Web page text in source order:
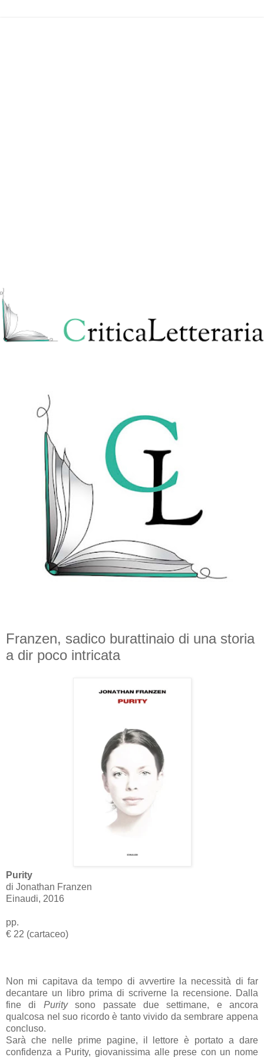
Franzen, sadico burattinaio di una storia
a dir poco intricata
Purity
di Jonathan Franzen
Einaudi, 2016
pp.
€ 22 (cartaceo)
Non mi capitava da tempo di avvertire la necessità di far
decantare un libro prima di scriverne la recensione. Dalla
fine di Puritysono passate due settimane, e ancora
qualcosa nel suo ricordo è tanto vivido da sembrare appena
concluso.
Sarà che nelle prime pagine, il lettore è portato a dare
confidenza a Purity, giovanissima alle prese con un nome